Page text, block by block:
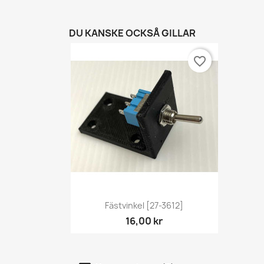
DU KANSKE OCKSÅ GILLAR
Snabbvy
Fästvinkel [27-3612]
16,00 kr
favorite_border